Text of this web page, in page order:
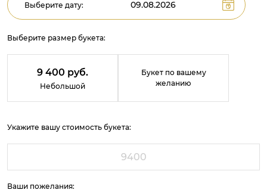
Выберите дату:
Выберите размер букета:
9 400 руб.
Небольшой
Букет по вашему
желанию
Укажите вашу стоимость букета:
Ваши пожелания: